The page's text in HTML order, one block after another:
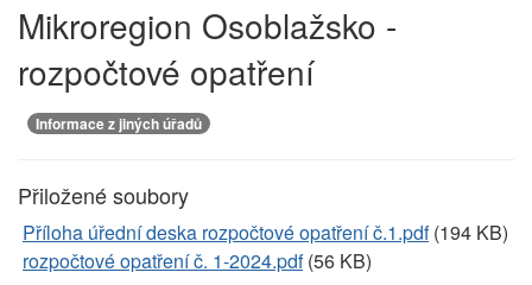
Mikroregion Osoblažsko -
rozpočtové opatření
Informace z jiných úřadů
Přiložené soubory
Příloha úřední deska rozpočtové opatření č.1.pdf(194 KB)
rozpočtové opatření č. 1-2024.pdf(56 KB)